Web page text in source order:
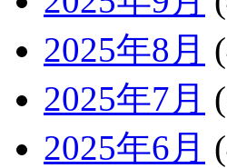
2025年8月
2025年7月
2025年6月